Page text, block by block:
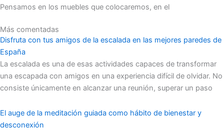
Pensamos en los muebles que colocaremos, en el
Más comentadas
Disfruta con tus amigos de la escalada en las mejores paredes de
España
La escalada es una de esas actividades capaces de transformar
una escapada con amigos en una experiencia difícil de olvidar. No
consiste únicamente en alcanzar una reunión, superar un paso
El auge de la meditación guiada como hábito de bienestar y
desconexión